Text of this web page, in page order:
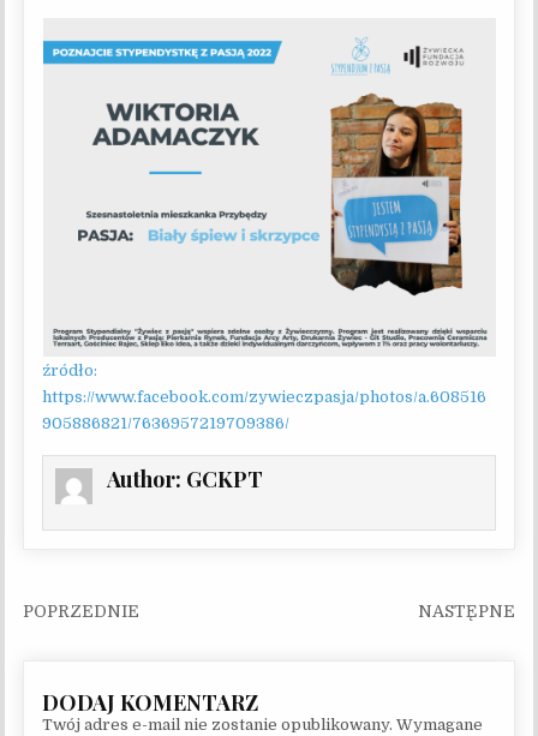
źródło:
https://www.facebook.com/zywieczpasja/photos/a.608516
905886821/7636957219709386/
Author: GCKPT
Nawigacja wpisu
Twój adres e-mail nie zostanie opublikowany. Wymagane